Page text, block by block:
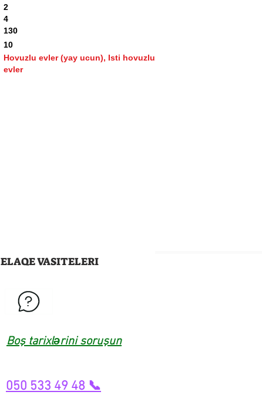
4
2
130
Hovuzlu evler (yay ucun), Isti hovuzlu
evler
10
ELAQE VASITELERI
Boş tarixlərini soruşun
050 533 49 48 📞